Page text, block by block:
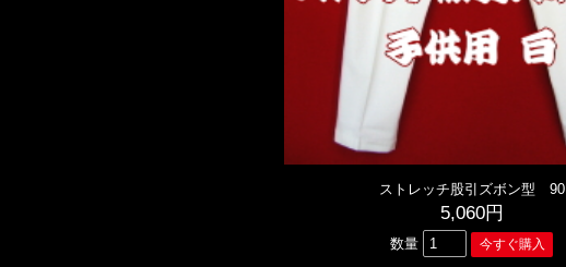
ストレッチ股引ズボン型 90
5,060円
数量